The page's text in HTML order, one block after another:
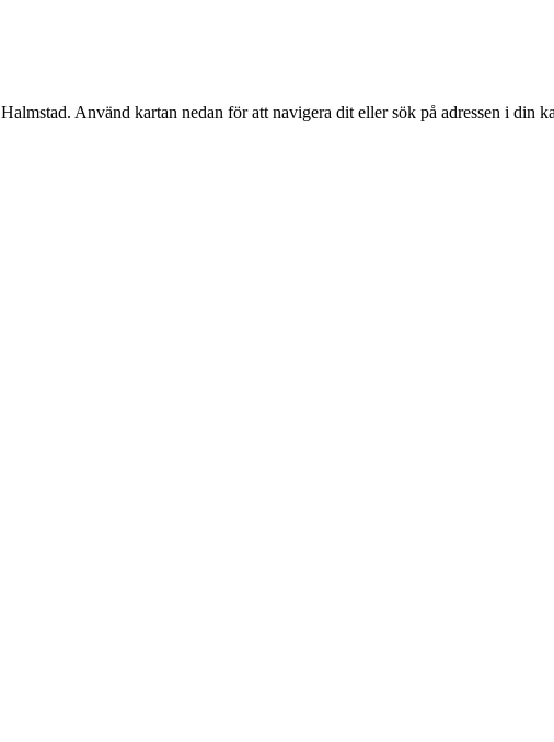
Halmstad. Använd kartan nedan för att navigera dit eller sök på adressen i din